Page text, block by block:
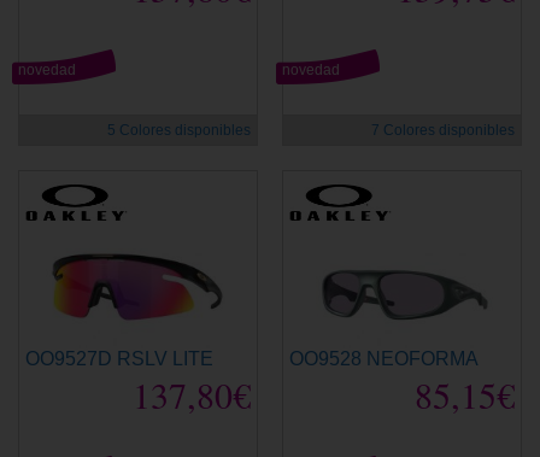
novedad
5 Colores disponibles
novedad
7 Colores disponibles
OO9527D RSLV LITE
137,80€
OO9528 NEOFORMA
85,15€